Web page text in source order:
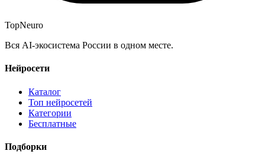
TopNeuro
Вся AI-экосистема России в одном месте.
Нейросети
Каталог
Топ нейросетей
Категории
Бесплатные
Подборки